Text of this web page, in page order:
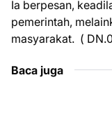
Ia berpesan,
pemerintah,
masyarakat. (
Baca juga